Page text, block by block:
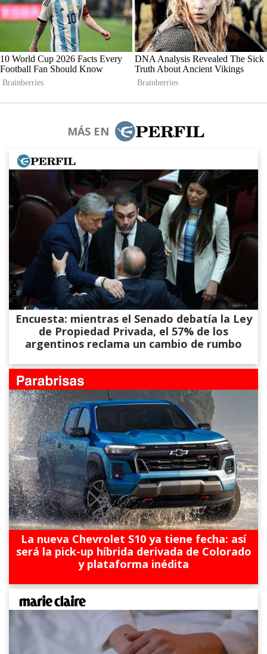
MÁS EN
Encuesta: mientras el Senado debatía la Ley
de Propiedad Privada, el 57% de los
argentinos reclama un cambio de rumbo
La nueva Chevrolet S10 ya tiene fecha: así
será la pick-up híbrida derivada de Colorado
y plataforma inédita